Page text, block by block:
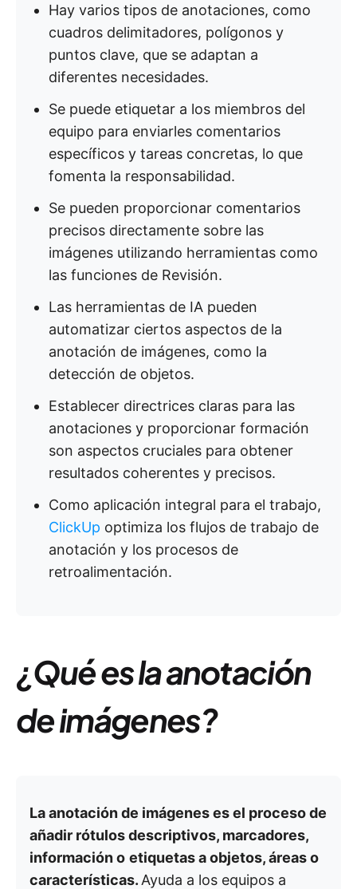
Hay varios tipos de anotaciones, como
cuadros delimitadores, polígonos y
puntos clave, que se adaptan a
diferentes necesidades.
Se puede etiquetar a los miembros del
equipo para enviarles comentarios
específicos y tareas concretas, lo que
fomenta la responsabilidad.
Se pueden proporcionar comentarios
precisos directamente sobre las
imágenes utilizando herramientas como
las funciones de Revisión.
Las herramientas de IA pueden
automatizar ciertos aspectos de la
anotación de imágenes, como la
detección de objetos.
Establecer directrices claras para las
anotaciones y proporcionar formación
son aspectos cruciales para obtener
resultados coherentes y precisos.
Como aplicación integral para el trabajo,
ClickUp optimiza los flujos de trabajo de
anotación y los procesos de
retroalimentación.
¿Qué es la anotación
de imágenes?
La anotación de imágenes es el proceso de
añadir rótulos descriptivos, marcadores,
información o etiquetas a objetos, áreas o
características. Ayuda a los equipos a